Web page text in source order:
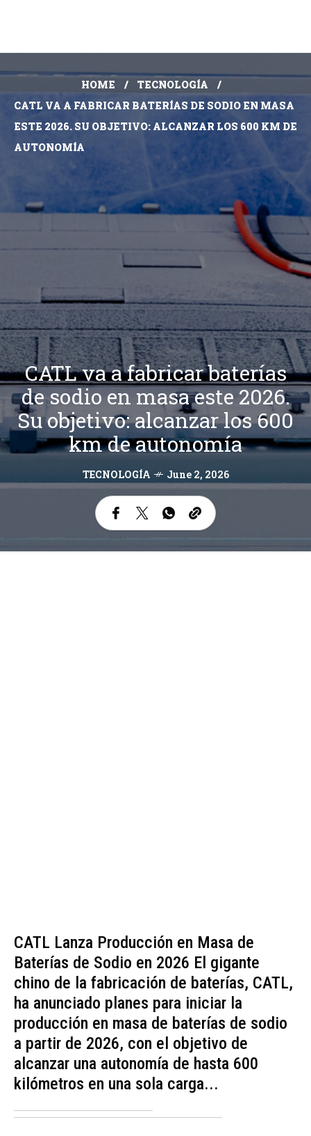
HOME
TECNOLOGÍA
CATL VA A FABRICAR BATERÍAS DE SODIO EN MASA
ESTE 2026. SU OBJETIVO: ALCANZAR LOS 600 KM DE
AUTONOMÍA
CATL va a fabricar baterías
de sodio en masa este 2026.
Su objetivo: alcanzar los 600
km de autonomía
TECNOLOGÍA June 2, 2026
CATL Lanza Producción en Masa de
Baterías de Sodio en 2026 El gigante
chino de la fabricación de baterías, CATL,
ha anunciado planes para iniciar la
producción en masa de baterías de sodio
a partir de 2026, con el objetivo de
alcanzar una autonomía de hasta 600
kilómetros en una sola carga...